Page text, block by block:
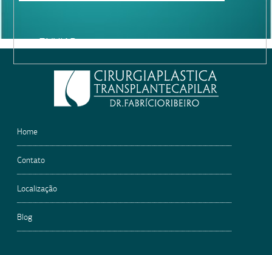
leave
Home
Contato
Localização
Blog